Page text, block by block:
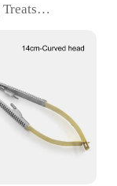
and
dogs of all
Available in